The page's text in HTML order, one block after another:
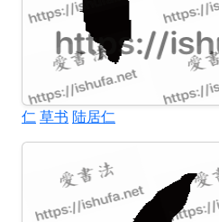
仁草书 陆居仁